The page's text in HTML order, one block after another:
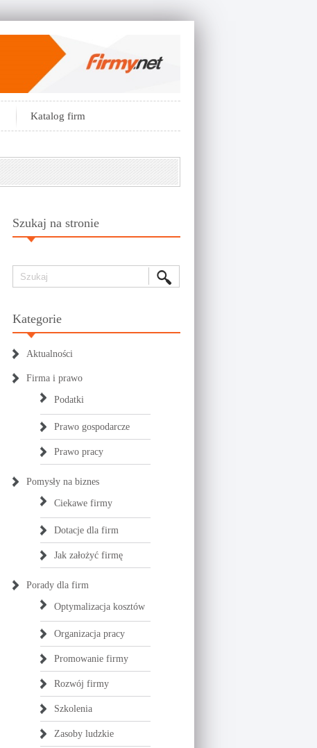
Katalog firm
Szukaj na stronie
Kategorie
Aktualności
Firma i prawo
Podatki
Prawo gospodarcze
Prawo pracy
Pomysły na biznes
Ciekawe firmy
Dotacje dla firm
Jak założyć firmę
Porady dla firm
Optymalizacja kosztów
Organizacja pracy
Promowanie firmy
Rozwój firmy
Szkolenia
Zasoby ludzkie